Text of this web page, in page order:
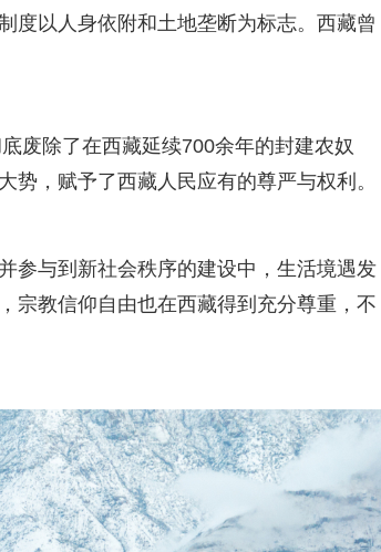
度以人身依附和土地垄断为标志。西藏曾
废除了在西藏延续700余年的封建农奴
，赋予了西藏人民应有的尊严与权利。
参与到新社会秩序的建设中，生活境遇发
宗教信仰自由也在西藏得到充分尊重，不